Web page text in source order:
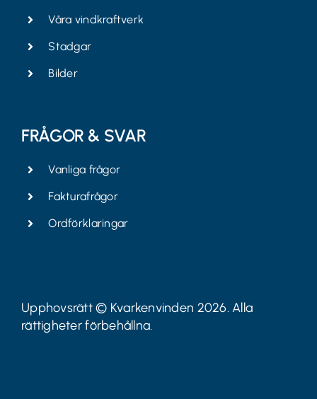
Våra vindkraftverk
Stadgar
Bilder
FRÅGOR & SVAR
Vanliga frågor
Fakturafrågor
Ordförklaringar
Upphovsrätt © Kvarkenvinden 2026. Alla
rättigheter förbehållna.